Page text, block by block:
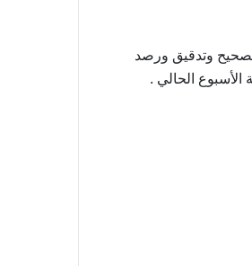
تصحيح وتدقيق ورصد
الأسبوع الحالي .